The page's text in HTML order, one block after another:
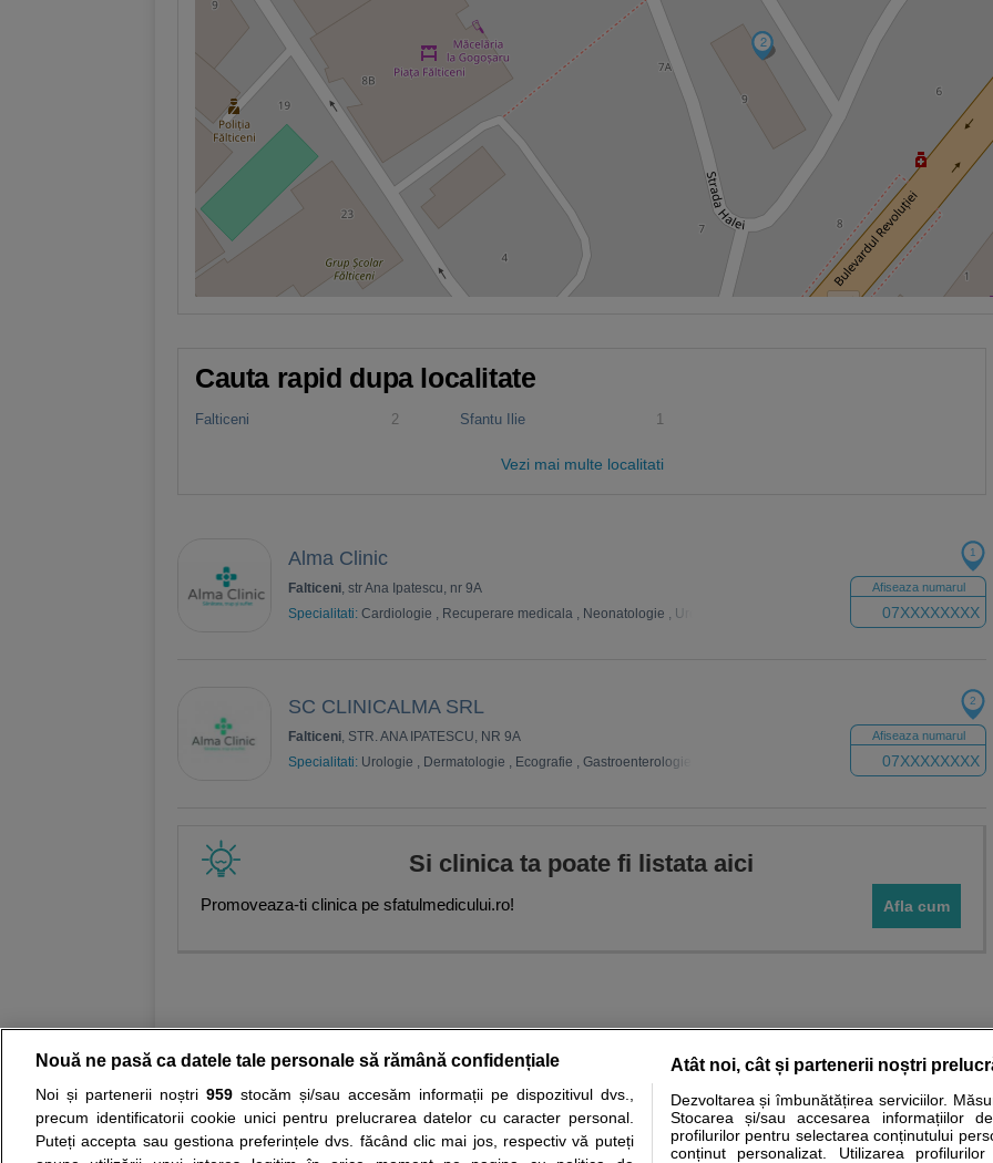
1
2
Cauta rapid dupa localitate
Falticeni 2 Sfantu Ilie 1
Vezi mai multe localitati
Alma Clinic
Falticeni, str Ana Ipatescu, nr 9A
Specialitati: Cardiologie , Recuperare medicala , Neonatologie , Urologie Analize Medicale,
Afiseaza numarul
07XXXXXXXX
1
SC CLINICALMA SRL
Falticeni, STR. ANA IPATESCU, NR 9A
Specialitati: Urologie , Dermatologie , Ecografie , Gastroenterologie Psihiatrie,
Afiseaza numarul
07XXXXXXXX
2
Si clinica ta poate fi listata aici
Promoveaza-ti clinica pe sfatulmedicului.ro! Afla cum
Resurse: Autoevaluare simptome Interpretare analize Specialitati medicale Boli si afectiuni Calculatoare
Opiniile avizate ale medicilor, sfaturile si orice alte informatii despre sanatate disponibile pe sfatulmedicului.ro au scop informativ si
Nouă ne pasă ca datele tale personale să rămână confidențiale
Noi și partenerii noștri 959stocăm și/sau accesăm informații pe dispozitivul dvs.,
precum identificatorii cookie unici pentru prelucrarea datelor cu caracter personal.
Puteți accepta sau gestiona preferințele dvs. făcând clic mai jos, respectiv vă puteți
Atât noi, cât și partenerii noștri
Dezvoltarea și îmbunătățirea serviciilor.
Stocarea și/sau accesarea informațiilor
profilurilor pentru selectarea conținutului
conținut personalizat. Utilizarea